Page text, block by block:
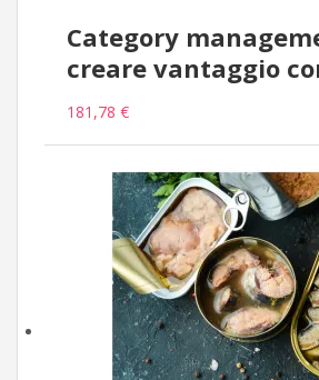
Category
creare vantaggio
181,78 €